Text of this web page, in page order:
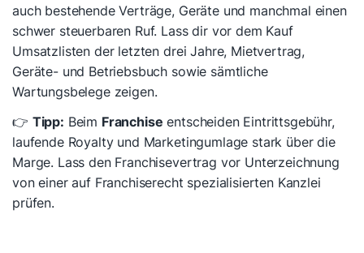
auch bestehende Verträge, Geräte und manchmal einen
schwer steuerbaren Ruf. Lass dir vor dem Kauf
Umsatzlisten der letzten drei Jahre, Mietvertrag,
Geräte- und Betriebsbuch sowie sämtliche
Wartungsbelege zeigen.
👉 Tipp: Beim Franchise entscheiden Eintrittsgebühr,
laufende Royalty und Marketingumlage stark über die
Marge. Lass den Franchisevertrag vor Unterzeichnung
von einer auf Franchiserecht spezialisierten Kanzlei
prüfen.